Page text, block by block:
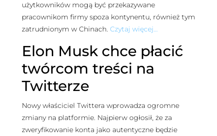
użytkowników mogą być przekazywane
pracownikom firmy spoza kontynentu, również tym
zatrudnionym w Chinach. Czytaj więcej…
Elon Musk chce płacić
twórcom treści na
Twitterze
Nowy właściciel Twittera wprowadza ogromne
zmiany na platformie. Najpierw ogłosił, że za
zweryfikowanie konta jako autentyczne będzie